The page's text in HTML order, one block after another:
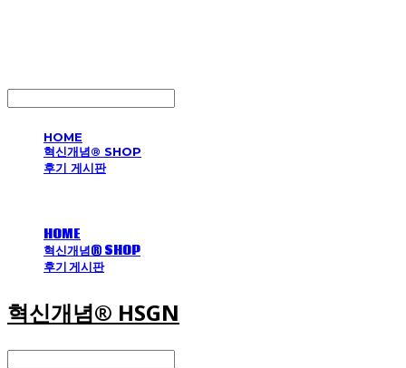
HOME
혁신개념® SHOP
후기 게시판
HOME
혁신개념® SHOP
후기 게시판
혁신개념® HSGN